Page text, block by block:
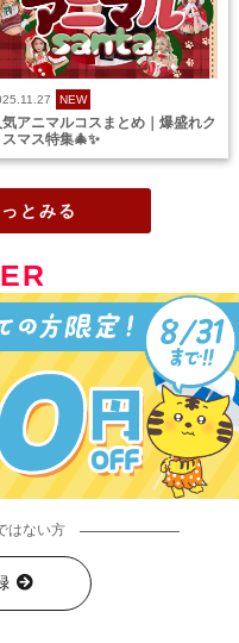
NEW
気アニマルコスまとめ｜爆盛れク
スマス特集🎄✨
とみる
はない方